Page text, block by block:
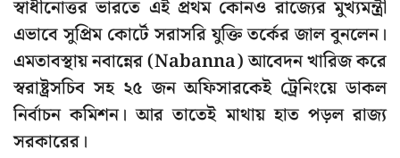
স্বাধীনোত্তর ভারতে এই প্রথম কোনও রাজ্যের মুখ্যমন্ত্রী
এভাবে সুপ্রিম কোর্টে সরাসরি যুক্তি তর্কের জাল বুনলেন।
এমতাবস্থায় নবান্নের (Nabanna) আবেদন খারিজ করে
স্বরাষ্ট্রসচিব সহ ২৫ জন অফিসারকেই ট্রেনিংয়ে ডাকল
নির্বাচন কমিশন। আর তাতেই মাথায় হাত পড়ল রাজ্য
সরকারের।